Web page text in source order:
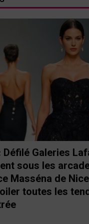
Défilé Galeries
sous les
Masséna de
toutes les